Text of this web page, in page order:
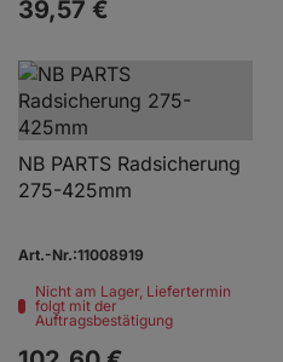
39,57 €
NB PARTS Radsicherung
275-425mm
Art.-Nr.:11008919
Nicht am Lager, Liefertermin
folgt mit der
Auftragsbestätigung